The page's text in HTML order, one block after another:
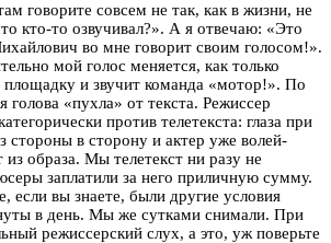
говорите совсем не так, как в жизни, не
кто-то озвучивал?». А я отвечаю: «Это
во мне говорит своим голосом!».
мой голос меняется, как только
и звучит команда «мотор!». По
голова «пухла» от текста. Режиссер
против телетекста: глаза при
стороны в сторону и актер уже волей-
из образа. Мы телетекст ни разу не
заплатили за него приличную сумму.
если вы знаете, были другие условия
в день. Мы же сутками снимали. При
режиссерский слух, а это, уж поверьте